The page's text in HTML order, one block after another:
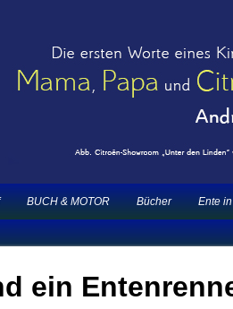
2CV | ECO
|
BUCH & MOTOR Bücher Ente
ein